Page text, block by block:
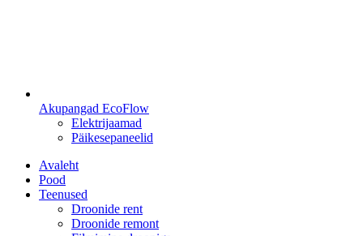
Akupangad EcoFlow
Elektrijaamad
Päikesepaneelid
Avaleht
Pood
Teenused
Droonide rent
Droonide remont